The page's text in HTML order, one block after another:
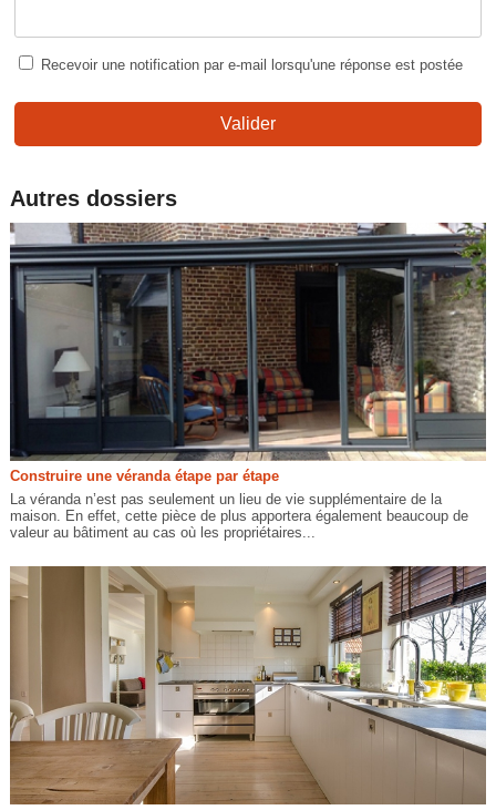
Recevoir une notification par e-mail lorsqu'une réponse est postée
Valider
Autres dossiers
Construire une véranda étape par étape
La véranda n’est pas seulement un lieu de vie supplémentaire de la
maison. En effet, cette pièce de plus apportera également beaucoup de
valeur au bâtiment au cas où les propriétaires...